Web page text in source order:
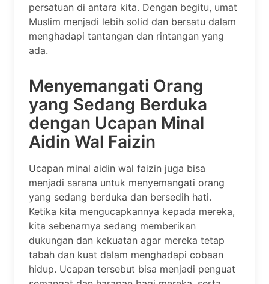
persatuan di antara kita. Dengan begitu, umat
Muslim menjadi lebih solid dan bersatu dalam
menghadapi tantangan dan rintangan yang
ada.
Menyemangati Orang
yang Sedang Berduka
dengan Ucapan Minal
Aidin Wal Faizin
Ucapan minal aidin wal faizin juga bisa
menjadi sarana untuk menyemangati orang
yang sedang berduka dan bersedih hati.
Ketika kita mengucapkannya kepada mereka,
kita sebenarnya sedang memberikan
dukungan dan kekuatan agar mereka tetap
tabah dan kuat dalam menghadapi cobaan
hidup. Ucapan tersebut bisa menjadi penguat